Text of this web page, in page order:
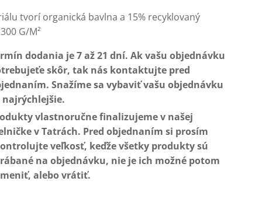
tvorí organická bavlna a 15% recyklovaný
G/M²
dodania je 7 až 21 dní. Ak vašu objednávku
skôr, tak nás kontaktujte pred
Snažíme sa vybaviť vašu objednávku
najrýchlejšie.
vlastnoručne finalizujeme v našej
v Tatrách. Pred objednaním si prosím
veľkosť, keďže všetky produkty sú
na objednávku, nie je ich možné potom
alebo vrátiť.